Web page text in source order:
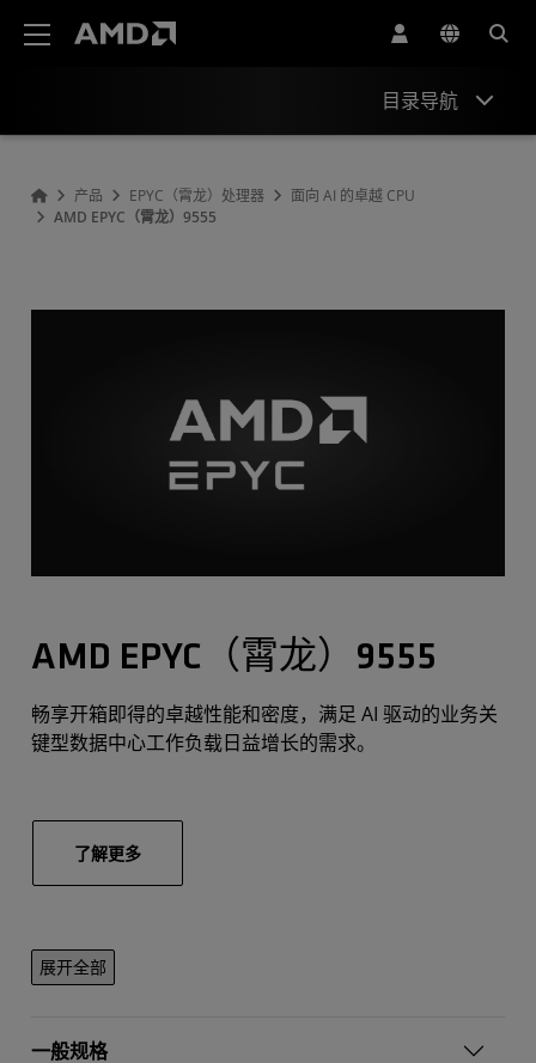
目录导航
产品 EPYC（霄龙）处理器
面向 AI 的卓越 CPU
AMD EPYC（霄龙）9555
AMD EPYC（霄龙）9555
畅享开箱即得的卓越性能和密度，满足 AI 驱动的业务关
键型数据中心工作负载日益增长的需求。
了解更多
展开全部
一般规格